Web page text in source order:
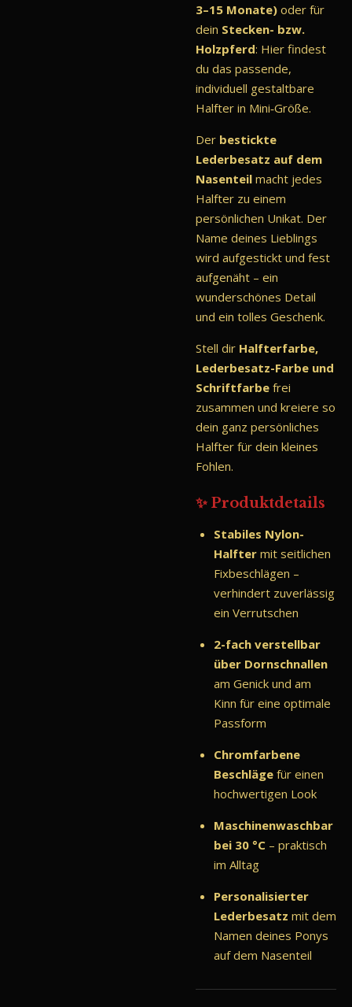
3–15 Monate) oder für
dein Stecken- bzw.
Holzpferd: Hier findest
du das passende,
individuell gestaltbare
Halfter in Mini‑Größe.
Der bestickte
Lederbesatz auf dem
Nasenteil macht jedes
Halfter zu einem
persönlichen Unikat. Der
Name deines Lieblings
wird aufgestickt und fest
aufgenäht – ein
wunderschönes Detail
und ein tolles Geschenk.
Stell dir Halfterfarbe,
Lederbesatz-Farbe und
Schriftfarbe frei
zusammen und kreiere so
dein ganz persönliches
Halfter für dein kleines
Fohlen.
✨ Produktdetails
Stabiles Nylon-
Halftermit seitlichen
Fixbeschlägen –
verhindert zuverlässig
ein Verrutschen
2-fach verstellbar
über Dornschnallen
am Genick und am
Kinn für eine optimale
Passform
Chromfarbene
Beschlägefür einen
hochwertigen Look
Maschinenwaschbar
bei 30 °C– praktisch
im Alltag
Personalisierter
Lederbesatz mit dem
Namen deines Ponys
auf dem Nasenteil